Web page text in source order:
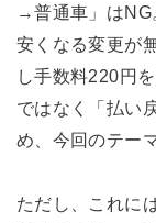
→普通車」はNG
安くなる変更が
し手数料220円
ではなく「払い
め、今回のテー
ただし、これに